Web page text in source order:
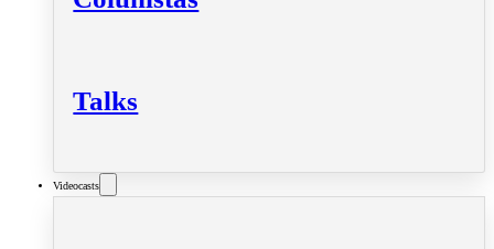
Talks
Videocasts